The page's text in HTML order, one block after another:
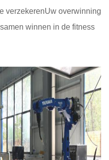
verzekerenUw overwinning
winnen in de fitness